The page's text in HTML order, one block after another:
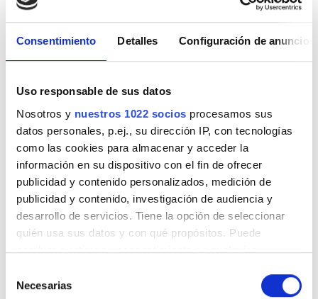
Consentimiento Detalles Configuración de anuncios
Uso responsable de sus datos
Nosotros y nuestros 1022 socios procesamos sus
datos personales, p.ej., su dirección IP, con tecnologías
como las cookies para almacenar y acceder la
información en su dispositivo con el fin de ofrecer
publicidad y contenido personalizados, medición de
publicidad y contenido, investigación de audiencia y
desarrollo de servicios. Tiene la opción de seleccionar
quién usa sus datos y con qué propósitos. Puede
cambiar o retirar su consentimiento en cualquier
el Menú de consentimiento.
Necesarias
Domingo
Personal
Medical Director